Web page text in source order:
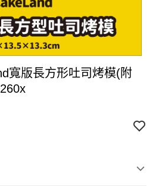
寬版長方形吐司烤模(附